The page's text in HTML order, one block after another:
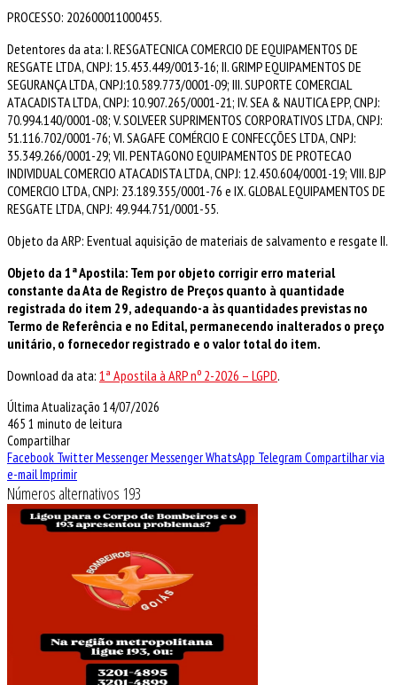
PROCESSO: 202600011000455.
Detentores da ata: I. RESGATECNICA COMERCIO DE EQUIPAMENTOS DE
RESGATE LTDA, CNPJ: 15.453.449/0013-16; II. GRIMP EQUIPAMENTOS DE
SEGURANÇA LTDA, CNPJ:10.589.773/0001-09; III. SUPORTE COMERCIAL
ATACADISTA LTDA, CNPJ: 10.907.265/0001-21; IV. SEA & NAUTICA EPP, CNPJ:
70.994.140/0001-08; V. SOLVEER SUPRIMENTOS CORPORATIVOS LTDA, CNPJ:
51.116.702/0001-76; VI. SAGAFE COMÉRCIO E CONFECÇÕES LTDA, CNPJ:
35.349.266/0001-29; VII. PENTAGONO EQUIPAMENTOS DE PROTECAO
INDIVIDUAL COMERCIO ATACADISTA LTDA, CNPJ: 12.450.604/0001-19; VIII. BJP
COMERCIO LTDA, CNPJ: 23.189.355/0001-76 e IX. GLOBAL EQUIPAMENTOS DE
RESGATE LTDA, CNPJ: 49.944.751/0001-55.
Objeto da ARP: Eventual aquisição de materiais de salvamento e resgate II.
Objeto da 1ª Apostila: Tem por objeto corrigir erro material
constante da Ata de Registro de Preços quanto à quantidade
registrada do item 29, adequando-a às quantidades previstas no
Termo de Referência e no Edital, permanecendo inalterados o preço
unitário, o fornecedor registrado e o valor total do item.
Download da ata: 1ª Apostila à ARP nº 2-2026 – LGPD.
Última Atualização 14/07/2026
465 1 minuto de leitura
Compartilhar
Facebook TwitterMessengerMessengerWhatsApp Telegram Compartilhar via
e-mailImprimir
Números alternativos 193